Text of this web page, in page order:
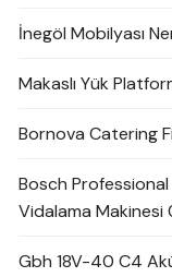
İnegöl Mobilyası
Makaslı Yük
Bornova Catering
Bosch Professional
Vidalama
Gbh 18V-40 C4